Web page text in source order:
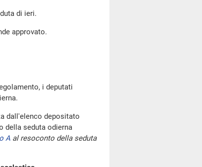
di ieri.
approvato.
i deputati
dall'elenco depositato
della seduta odierna
A al resoconto della seduta